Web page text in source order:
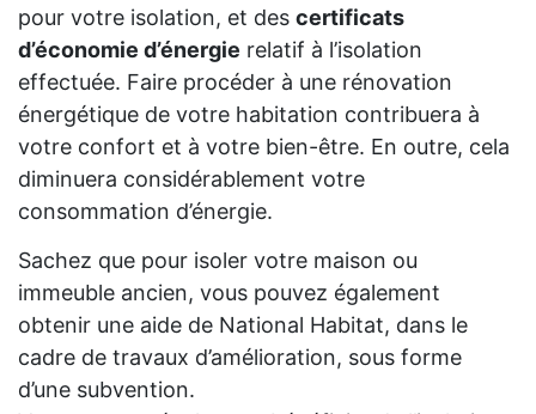
pour votre isolation, et des certificats
d’économie d’énergie relatif à l’isolation
effectuée. Faire procéder à une rénovation
énergétique de votre habitation contribuera à
votre confort et à votre bien-être. En outre, cela
diminuera considérablement votre
consommation d’énergie.
Sachez que pour isoler votre maison ou
immeuble ancien, vous pouvez également
obtenir une aide de National Habitat, dans le
cadre de travaux d’amélioration, sous forme
d’une subvention.